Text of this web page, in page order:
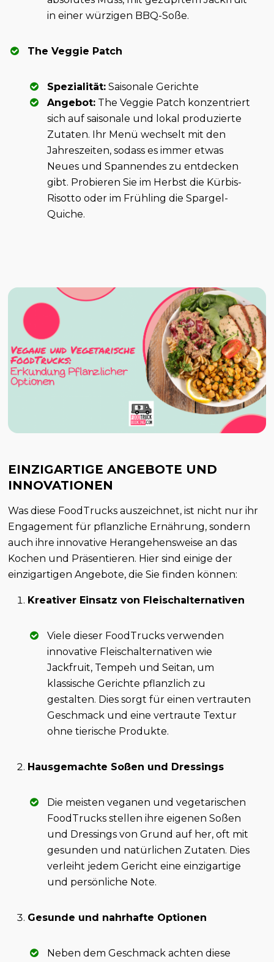
in einer würzigen BBQ-Soße.
The Veggie Patch
Spezialität: Saisonale Gerichte
Angebot: The Veggie Patch konzentriert
sich auf saisonale und lokal produzierte
Zutaten. Ihr Menü wechselt mit den
Jahreszeiten, sodass es immer etwas
Neues und Spannendes zu entdecken
gibt. Probieren Sie im Herbst die Kürbis-
Risotto oder im Frühling die Spargel-
Quiche.
EINZIGARTIGE ANGEBOTE UND
INNOVATIONEN
Was diese FoodTrucks auszeichnet, ist nicht nur ihr
Engagement für pflanzliche Ernährung, sondern
auch ihre innovative Herangehensweise an das
Kochen und Präsentieren. Hier sind einige der
einzigartigen Angebote, die Sie finden können:
Kreativer Einsatz von Fleischalternativen
Viele dieser FoodTrucks verwenden
innovative Fleischalternativen wie
Jackfruit, Tempeh und Seitan, um
klassische Gerichte pflanzlich zu
gestalten. Dies sorgt für einen vertrauten
Geschmack und eine vertraute Textur
ohne tierische Produkte.
Hausgemachte Soßen und Dressings
Die meisten veganen und vegetarischen
FoodTrucks stellen ihre eigenen Soßen
und Dressings von Grund auf her, oft mit
gesunden und natürlichen Zutaten. Dies
verleiht jedem Gericht eine einzigartige
und persönliche Note.
Gesunde und nahrhafte Optionen
Neben dem Geschmack achten diese